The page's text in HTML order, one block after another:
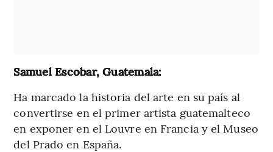
Samuel Escobar, Guatemala:
Ha marcado la historia del arte en su país al
convertirse en el primer artista guatemalteco
en exponer en el Louvre en Francia y el Museo
del Prado en España.